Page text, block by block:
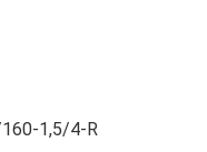
1,5/4-R